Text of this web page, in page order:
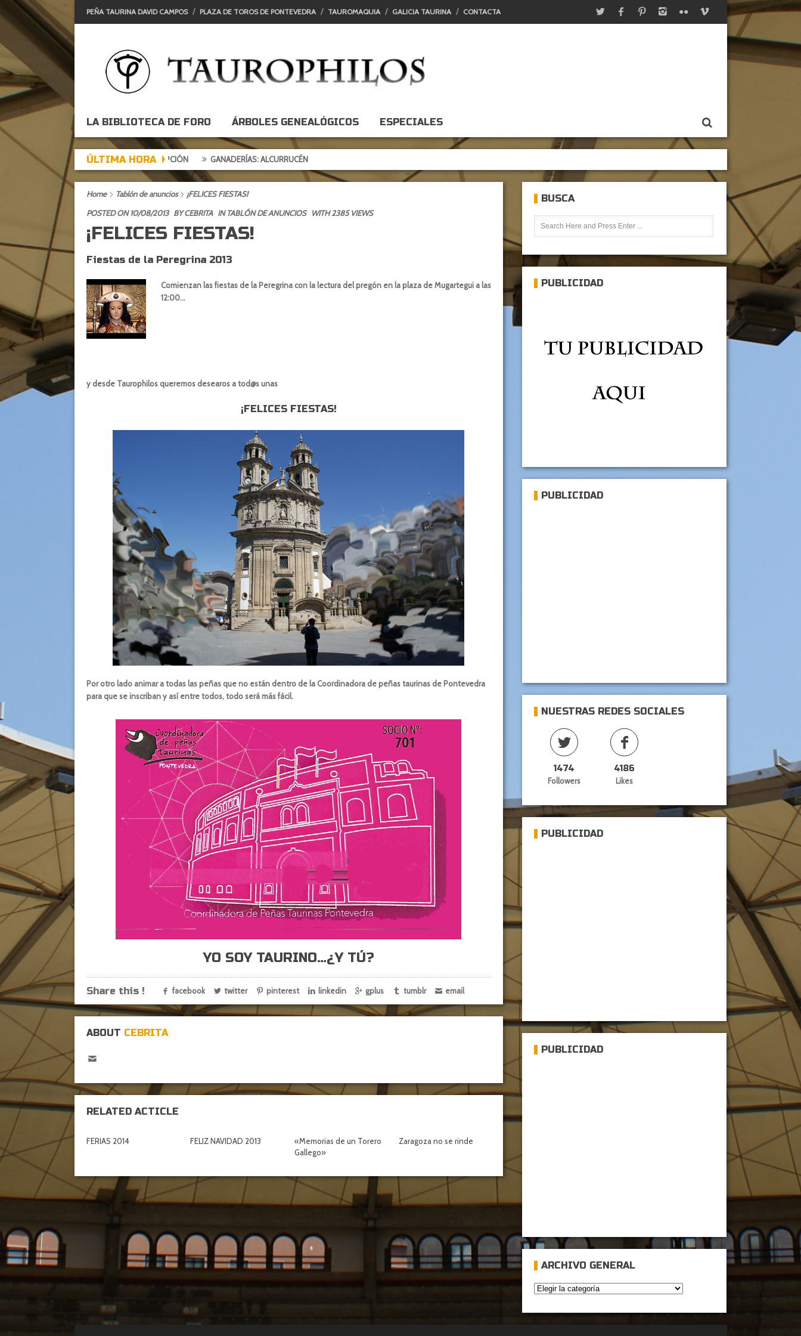
PEÑA TAURINA DAVID CAMPOS PLAZA DE TOROS DE PONTEVEDRA TAUROMAQUIA GALICIA TAURINA CONTACTA
LA BIBLIOTECA DE FORO ÁRBOLES GENEALÓGICOS ESPECIALES
ÚLTIMA HORA
DE EXPECTACIÓN, TARDE DE DECEPCIÓN GANADERÍAS: ALCURRUCÉN
Home Tablón de anuncios
¡FELICES FIESTAS!
POSTED ON 10/08/2013 BYCEBRITA INTABLÓN DE ANUNCIOS WITH 2385 VIEWS
¡FELICES FIESTAS!
Fiestas de la Peregrina 2013
Comienzan las fiestas de la Peregrina con la lectura del pregón en la plaza de Mugartegui a las
12:00…
y desde Taurophilos queremos desearos a tod@s unas
¡FELICES FIESTAS!
Por otro lado animar a todas las peñas que no están dentro de la Coordinadora de peñas taurinas de Pontevedra
para que se inscriban y así entre todos, todo será más fácil.
YO SOY TAURINO…¿Y TÚ?
Share this ! facebook twitter pinterest linkedin gplus tumblr email
ABOUT CEBRITA
RELATED ACTICLE
FERIAS 2014 FELIZ NAVIDAD 2013
«Memorias de un Torero
Gallego»
Zaragoza no se rinde
BUSCA
PUBLICIDAD
PUBLICIDAD
NUESTRAS REDES SOCIALES
1474
Followers
4186
Likes
PUBLICIDAD
PUBLICIDAD
ARCHIVO GENERAL